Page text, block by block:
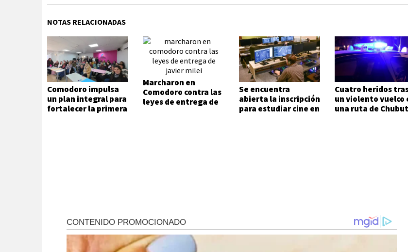
NOTAS RELACIONADAS
Comodoro impulsa
un plan integral para
fortalecer la primera
Marcharon en
Comodoro contra las
leyes de entrega de
Se encuentra
abierta la inscripción
para estudiar cine en
Cuatro heridos
un violento vuelco
una ruta de Chubut